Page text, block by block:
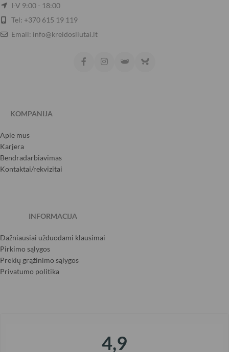
I-V 9:00 - 18:00
Tel: +370 615 19 119
Email: info@kreidosliutai.lt
KOMPANIJA
Apie mus
Karjera
Bendradarbiavimas
Kontaktai/rekvizitai
INFORMACIJA
Dažniausiai užduodami klausimai
Pirkimo sąlygos
Prekių grąžinimo sąlygos
Privatumo politika
4,9